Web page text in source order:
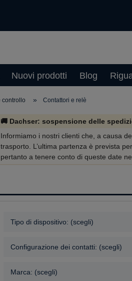
Nuovi prodotti Blog
controllo » Contattori e relè
🚚 Dachser: sospensione delle
Informiamo i nostri clienti che, a causa
trasporto. L’ultima partenza è prevista
pertanto a tenere conto di queste date
Tipo di dispositivo: (scegli)
Configurazione dei contatti: (scegli)
Marca: (scegli)